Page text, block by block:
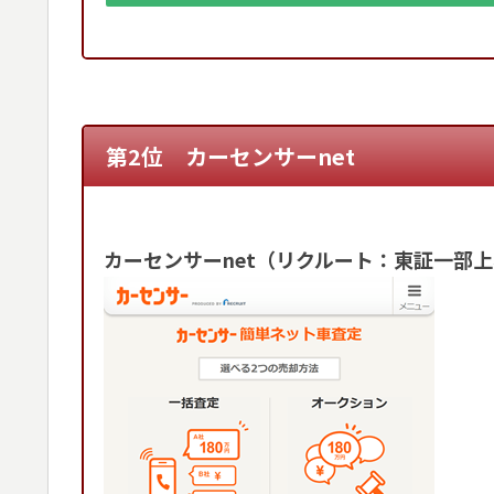
第2位 カーセンサーnet
カーセンサーnet（リクルート：東証一部